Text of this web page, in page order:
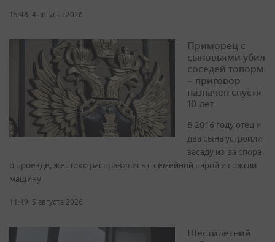
15:48, 4 августа 2026
Приморец с
сыновьями убил
соседей топорм
– приговор
назначен спустя
10 лет
В 2016 году отец и
два сына устроили
засаду из‑за спора
о проезде, жестоко расправились с семейной парой и сожгли
машину
11:49, 5 августа 2026
Шестилетний